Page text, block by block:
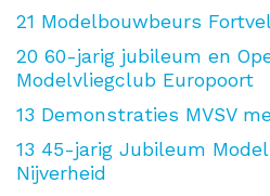
21 Modelbouwbeurs
20 60-jarig jubileum en
Modelvliegclub Europoort
13 Demonstraties MVSV
13 45-jarig Jubileum
Nijverheid